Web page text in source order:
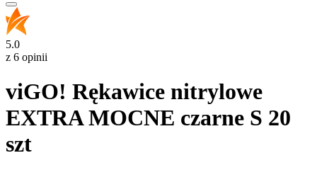
5.0
z 6 opinii
viGO! Rękawice nitrylowe
EXTRA MOCNE czarne S 20
szt